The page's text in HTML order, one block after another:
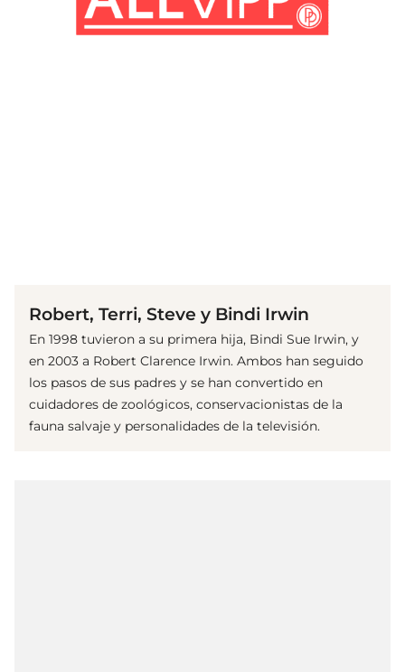
Robert, Terri, Steve y Bindi Irwin
En 1998 tuvieron a su primera hija, Bindi Sue Irwin, y
en 2003 a Robert Clarence Irwin. Ambos han seguido
los pasos de sus padres y se han convertido en
cuidadores de zoológicos, conservacionistas de la
fauna salvaje y personalidades de la televisión.